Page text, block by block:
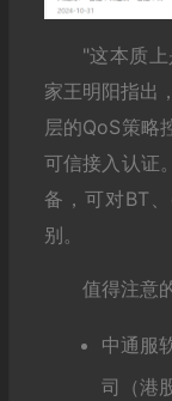
"这本质
家王明阳指出
层的QoS策略
可信接入认证
备 ，可对BT
别。
值得注意
中通服
司（港